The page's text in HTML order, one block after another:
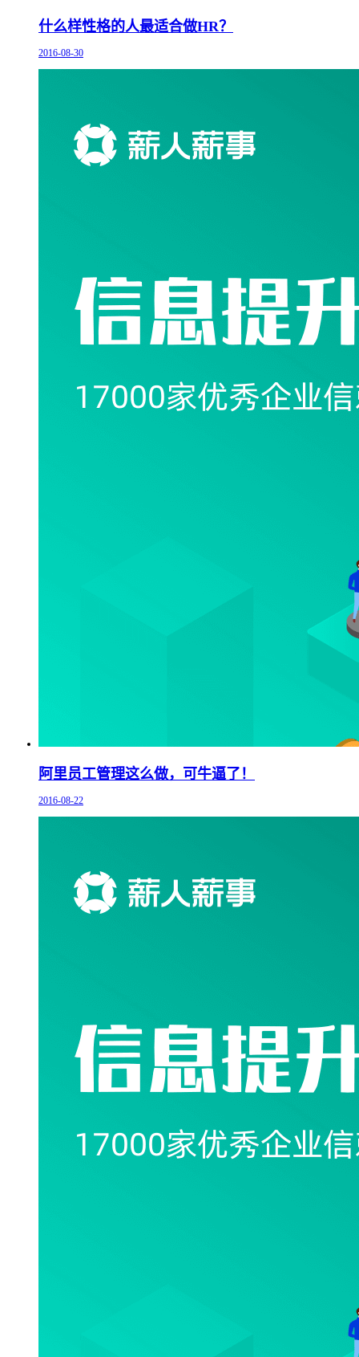
什么样性格的人最适合做HR？
2016-08-30
阿里员工管理这么做，可牛逼了！
2016-08-22